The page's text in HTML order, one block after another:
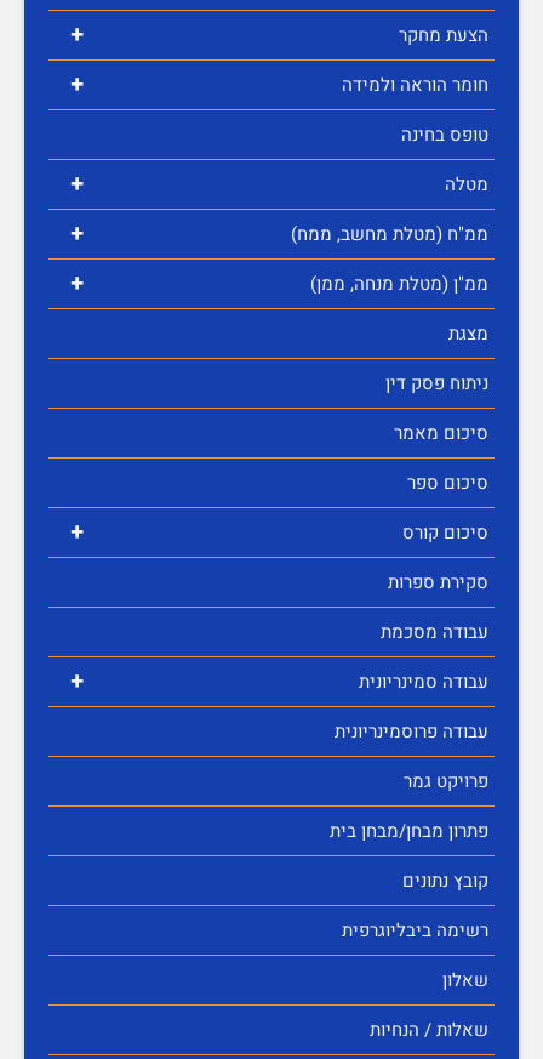
+ הצעת מחקר
+
חומר הוראה ולמידה
טופס בחינה
+ מטלה
+ ממ"ח (מטלת מחשב, ממח)
+
ממ"ן (מטלת מנחה, ממן)
מצגת
ניתוח פסק דין
סיכום מאמר
סיכום ספר
+
סיכום קורס
סקירת ספרות
עבודה מסכמת
+
עבודה סמינריונית
עבודה פרוסמינריונית
פרויקט גמר
פתרון מבחן/מבחן בית
קובץ נתונים
רשימה ביבליוגרפית
שאלון
שאלות / הנחיות